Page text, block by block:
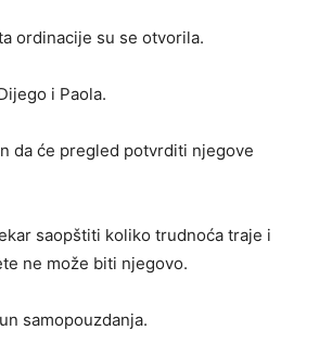
ordinacije su se otvorila.
i Paola.
da će pregled potvrditi njegove
saopštiti koliko trudnoća traje i
ne može biti njegovo.
samopouzdanja.